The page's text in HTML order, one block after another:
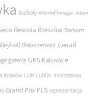
#szkoły #WartoPomagac Adam
Resovia Rzeszów Barkom
Biało-czerwoni Cerrad
galeria GKS Katowice
Kraków LUK Lublin mistrzostwa
Grand Prix PLS reprezentacja